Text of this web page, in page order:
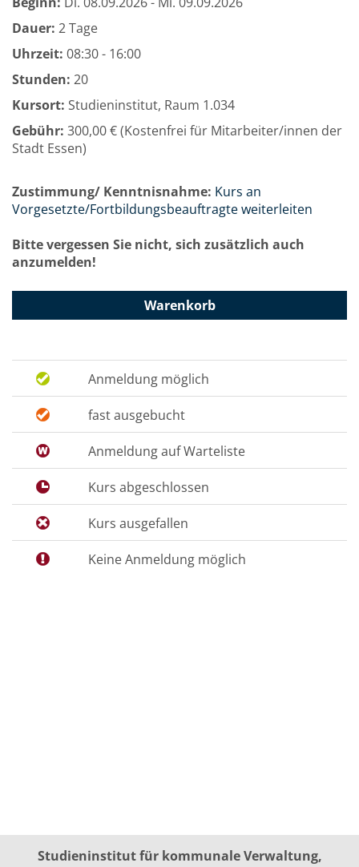
Dauer: 2 Tage
Uhrzeit: 08:30 - 16:00
Stunden: 20
Kursort: Studieninstitut, Raum 1.034
Gebühr: 300,00 € (Kostenfrei für Mitarbeiter/innen der
Stadt Essen)
Zustimmung/ Kenntnisnahme: Kurs an
Vorgesetzte/Fortbildungsbeauftragte weiterleiten
Bitte vergessen Sie nicht, sich zusätzlich auch
anzumelden!
Warenkorb
Anmeldung möglich
fast ausgebucht
Anmeldung auf Warteliste
Kurs abgeschlossen
Kurs ausgefallen
Keine Anmeldung möglich
Studieninstitut für kommunale Verwaltung,